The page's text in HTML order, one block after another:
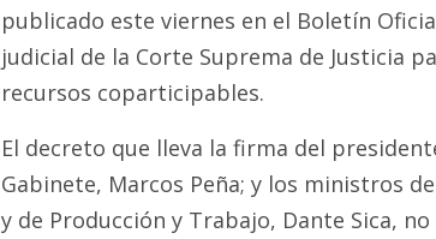
publicado este viernes en el Boletín
judicial de la Corte Suprema de Justicia
recursos coparticipables.
El decreto que lleva la firma del
Gabinete, Marcos Peña; y los ministros
y de Producción y Trabajo, Dante Sica,